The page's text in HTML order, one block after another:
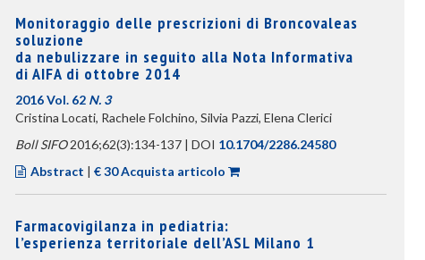
Monitoraggio delle prescrizioni di Broncovaleas
soluzione
da nebulizzare in seguito alla Nota Informativa
di AIFA di ottobre 2014
2016 Vol. 62 N. 3
Cristina Locati, Rachele Folchino, Silvia Pazzi, Elena Clerici
Boll SIFO2016;62(3):134-137 | DOI 10.1704/2286.24580
Abstract | € 30 Acquista articolo
Farmacovigilanza in pediatria:
l’esperienza territoriale dell’ASL Milano 1